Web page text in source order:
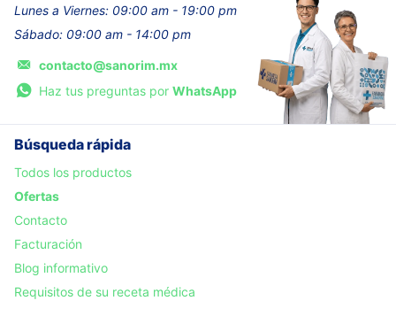
Lunes a Viernes: 09:00 am - 19:00 pm
Sábado: 09:00 am - 14:00 pm
contacto@sanorim.mx
Haz tus preguntas por WhatsApp
Búsqueda rápida
Todos los productos
Ofertas
Contacto
Facturación
Blog informativo
Requisitos de su receta médica